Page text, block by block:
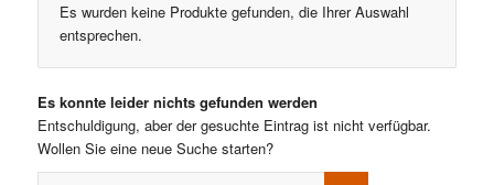
Es wurden keine Produkte gefunden, die Ihrer Auswahl
entsprechen.
Es konnte leider nichts gefunden werden
Entschuldigung, aber der gesuchte Eintrag ist nicht verfügbar.
Wollen Sie eine neue Suche starten?